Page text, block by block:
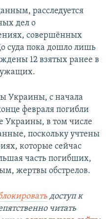
расследуется
дел о
совершённых
суда пока дошло лишь
12 взятых ранее в
Украины, с начала
февраля погибли
Украины, в том числе
поскольку учтены
которые сейчас
часть погибших,
жертвы обстрелов.
доступ к
читать